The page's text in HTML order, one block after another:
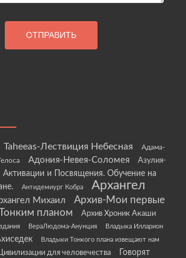
Taheeas-Лествиция Небесная
Адама-
Адония-Невея-Соломея
Азулия-
Активации и Посвящения. Обучение на
Антидемиург Кобра
Архангел
Михаил
Архив-Мои первые
планом
Архив Хроник Акаши
ВераЛюдома-Анунция Владыка Илларион
Владыки Тонкого плана извещают нам
для человечества
Говорят